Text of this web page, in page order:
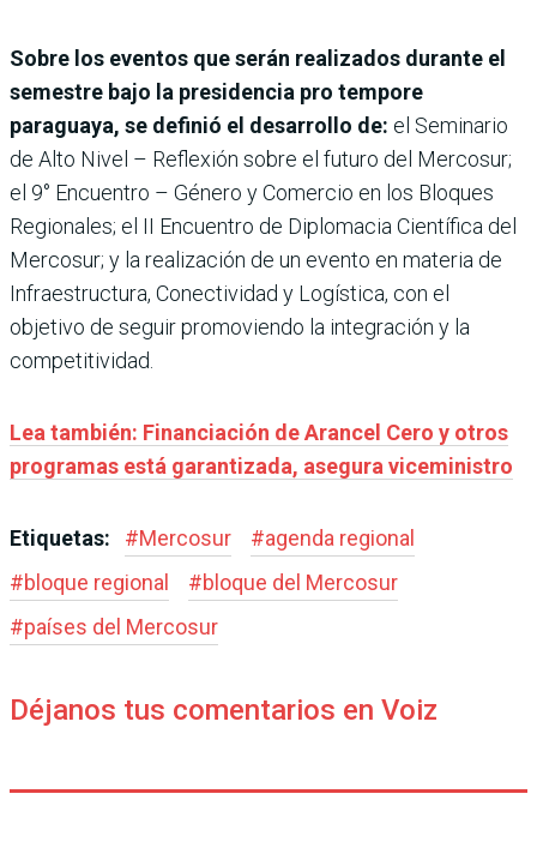
Sobre los eventos que serán realizados durante el
semestre bajo la presidencia pro tempore
paraguaya, se definió el desarrollo de: el Seminario
de Alto Nivel – Reflexión sobre el futuro del Mercosur;
el 9° Encuentro – Género y Comercio en los Bloques
Regionales; el II Encuentro de Diplomacia Científica del
Mercosur; y la realización de un evento en materia de
Infraestructura, Conectividad y Logística, con el
objetivo de seguir promoviendo la integración y la
competitividad.
Lea también: Financiación de Arancel Cero y otros
programas está garantizada, asegura viceministro
Etiquetas: #Mercosur #agenda regional
#bloque regional #bloque del Mercosur
#países del Mercosur
Déjanos tus comentarios en Voiz